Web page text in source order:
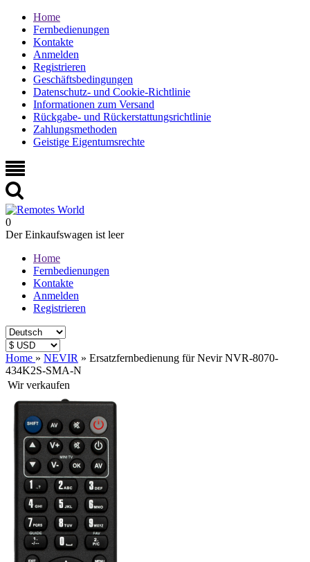
Home
Fernbedienungen
Kontakte
Anmelden
Registrieren
Geschäftsbedingungen
Datenschutz- und Cookie-Richtlinie
Informationen zum Versand
Rückgabe- und Rückerstattungsrichtlinie
Zahlungsmethoden
Geistige Eigentumsrechte
0
Der Einkaufswagen ist leer
Home
Fernbedienungen
Kontakte
Anmelden
Registrieren
Home » NEVIR » Ersatzfernbedienung für Nevir NVR-8070-
434K2S-SMA-N
Wir verkaufen